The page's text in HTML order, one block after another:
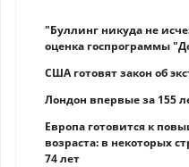
"Буллинг никуда не
оценка госпрограммы
США готовят закон об
Лондон впервые за 155
Европа готовится к
возраста: в некоторых
74 лет